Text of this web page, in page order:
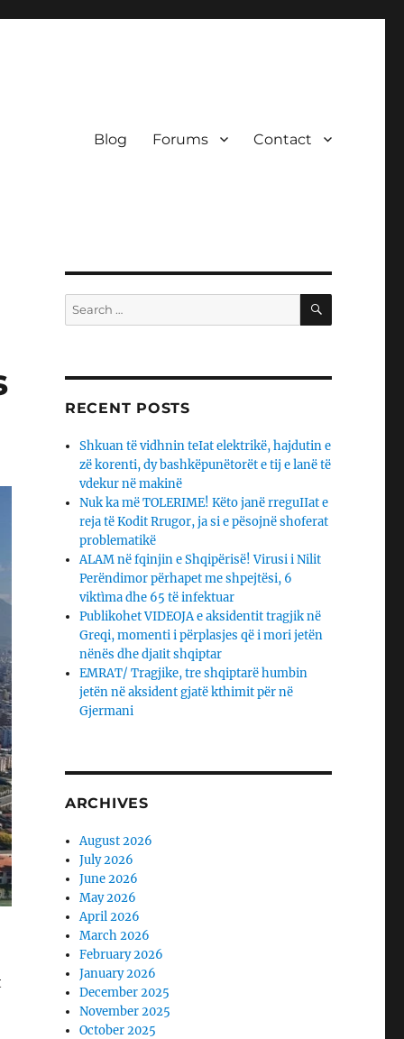
Blog Forums Contact
Search
for:
SEARCH
RECENT POSTS
Shkuan të vidhnin teIat elektrikë, hajdutin e
zë korenti, dy bashkëpunëtorët e tij e lanë të
vdekur në makinë
Nuk ka më TOLERIME! Këto janë rreguIIat e
reja të Kodit Rrugor, ja si e pësojnë shoferat
problematikë
ALAM në fqinjin e Shqipërisë! Virusi i Nilit
Perëndimor përhapet me shpejtësi, 6
viktìma dhe 65 të infektuar
Publikohet VIDEOJA e aksidentit tragjik në
Greqi, momenti i përplasjes që i mori jetën
nënës dhe djaΙit shqiptar
EMRAT/ Tragjike, tre shqiptarë humbin
jetën në aksident gjatë kthimit për në
Gjermani
ARCHIVES
August 2026
July 2026
June 2026
May 2026
April 2026
March 2026
February 2026
January 2026
December 2025
November 2025
October 2025